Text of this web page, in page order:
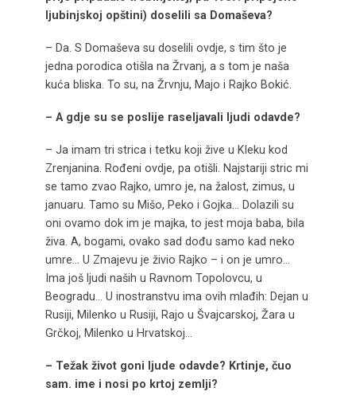
ljubinjskoj opštini) doselili sa Domaševa?
– Da. S Domaševa su doselili ovdje, s tim što je
jedna porodica otišla na Žrvanj, a s tom je naša
kuća bliska. To su, na Žrvnju, Majo i Rajko Bokić.
– A gdje su se poslije raseljavali ljudi odavde?
– Ja imam tri strica i tetku koji žive u Kleku kod
Zrenjanina. Rođeni ovdje, pa otišli. Najstariji stric mi
se tamo zvao Rajko, umro je, na žalost, zimus, u
januaru. Tamo su Mišo, Peko i Gojka… Dolazili su
oni ovamo dok im je majka, to jest moja baba, bila
živa. A, bogami, ovako sad dođu samo kad neko
umre… U Zmajevu je živio Rajko – i on je umro…
Ima još ljudi naših u Ravnom Topolovcu, u
Beogradu… U inostranstvu ima ovih mlađih: Dejan u
Rusiji, Milenko u Rusiji, Rajo u Švajcarskoj, Žara u
Grčkoj, Milenko u Hrvatskoj…
– Težak život goni ljude odavde? Krtinje, čuo
sam. ime i nosi po krtoj zemlji?